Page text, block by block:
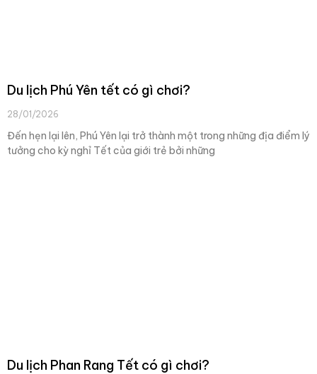
Du lịch Phú Yên tết có gì chơi?
28/01/2026
Đến hẹn lại lên, Phú Yên lại trở thành một trong những địa điểm lý
tưởng cho kỳ nghỉ Tết của giới trẻ bởi những
Du lịch Phan Rang Tết có gì chơi?